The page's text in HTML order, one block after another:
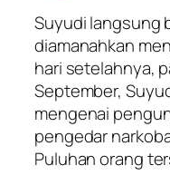
Suyudi langsung
diamanahkan
hari setelahnya,
September,
mengenai
pengedar
Puluhan orang